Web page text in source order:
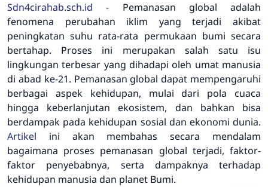
Sdn4cirahab.sch.id - Pemanasan global adalah
fenomena perubahan iklim yang terjadi akibat
peningkatan suhu rata-rata permukaan bumi secara
bertahap. Proses ini merupakan salah satu isu
lingkungan terbesar yang dihadapi oleh umat manusia
di abad ke-21. Pemanasan global dapat mempengaruhi
berbagai aspek kehidupan, mulai dari pola cuaca
hingga keberlanjutan ekosistem, dan bahkan bisa
berdampak pada kehidupan sosial dan ekonomi dunia.
Artikel ini akan membahas secara mendalam
bagaimana proses pemanasan global terjadi, faktor-
faktor penyebabnya, serta dampaknya terhadap
kehidupan manusia dan planet Bumi.